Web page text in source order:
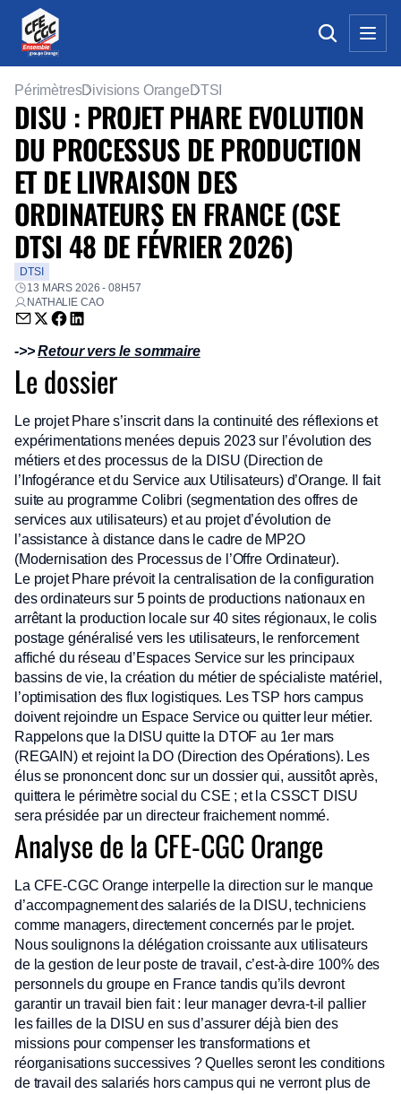
PérimètresDivisions Orange DTSI
DISU : PROJET PHARE EVOLUTION
DU PROCESSUS DE PRODUCTION
ET DE LIVRAISON DES
ORDINATEURS EN FRANCE (CSE
DTSI 48 DE FÉVRIER 2026)
DTSI
13 MARS 2026 - 08H57
NATHALIE CAO
Envoyer par email (nouvelle fenêtre)
Partager sur Twitter (nouvelle fenêtre)
Partager sur Facebook (nouvelle fenêtre)
Partager sur LinkedIn (nouvelle fenêtre)
->>Retour vers le sommaire
Le dossier
Le projet Phare s’inscrit dans la continuité des réflexions et
expérimentations menées depuis 2023 sur l’évolution des
métiers et des processus de la DISU (Direction de
l’Infogérance et du Service aux Utilisateurs) d’Orange. Il fait
suite au programme Colibri (segmentation des offres de
services aux utilisateurs) et au projet d’évolution de
l’assistance à distance dans le cadre de MP2O
(Modernisation des Processus de l’Offre Ordinateur).
Le projet Phare prévoit la centralisation de la configuration
des ordinateurs sur 5 points de productions nationaux en
arrêtant la production locale sur 40 sites régionaux, le colis
postage généralisé vers les utilisateurs, le renforcement
affiché du réseau d’Espaces Service sur les principaux
bassins de vie, la création du métier de spécialiste matériel,
l’optimisation des flux logistiques. Les TSP hors campus
doivent rejoindre un Espace Service ou quitter leur métier.
Rappelons que la DISU quitte la DTOF au 1er mars
(REGAIN) et rejoint la DO (Direction des Opérations). Les
élus se prononcent donc sur un dossier qui, aussitôt après,
quittera le périmètre social du CSE ; et la CSSCT DISU
sera présidée par un directeur fraichement nommé.
Analyse de la CFE-CGC Orange
La CFE-CGC Orange interpelle la direction sur le manque
d’accompagnement des salariés de la DISU, techniciens
comme managers, directement concernés par le projet.
Nous soulignons la délégation croissante aux utilisateurs
de la gestion de leur poste de travail, c’est-à-dire 100% des
personnels du groupe en France tandis qu’ils devront
garantir un travail bien fait : leur manager devra-t-il pallier
les failles de la DISU en sus d’assurer déjà bien des
missions pour compenser les transformations et
réorganisations successives ? Quelles seront les conditions
de travail des salariés hors campus qui ne verront plus de